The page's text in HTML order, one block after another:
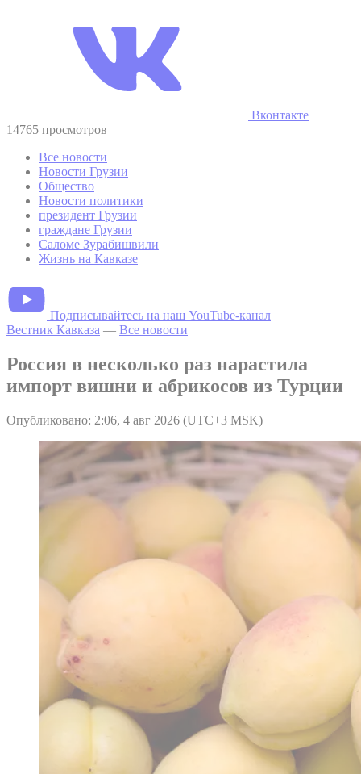
Вконтакте
14765 просмотров
Все новости
Новости Грузии
Общество
Новости политики
президент Грузии
граждане Грузии
Саломе Зурабишвили
Жизнь на Кавказе
Подписывайтесь на наш YouTube-канал
Вестник Кавказа — Все новости
Россия в несколько раз нарастила
импорт вишни и абрикосов из Турции
Опубликовано: 2:06, 4 авг 2026 (UTC+3 MSK)